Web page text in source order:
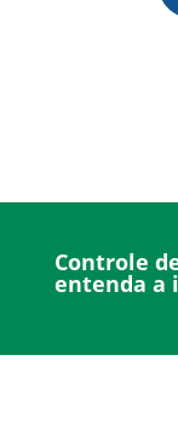
Controle
entenda a